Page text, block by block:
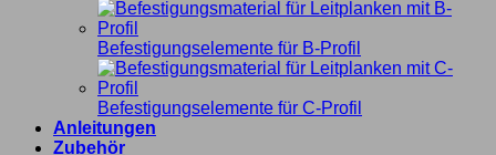
Befestigungselemente für B-Profil
Befestigungselemente für C-Profil
Anleitungen
Zubehör